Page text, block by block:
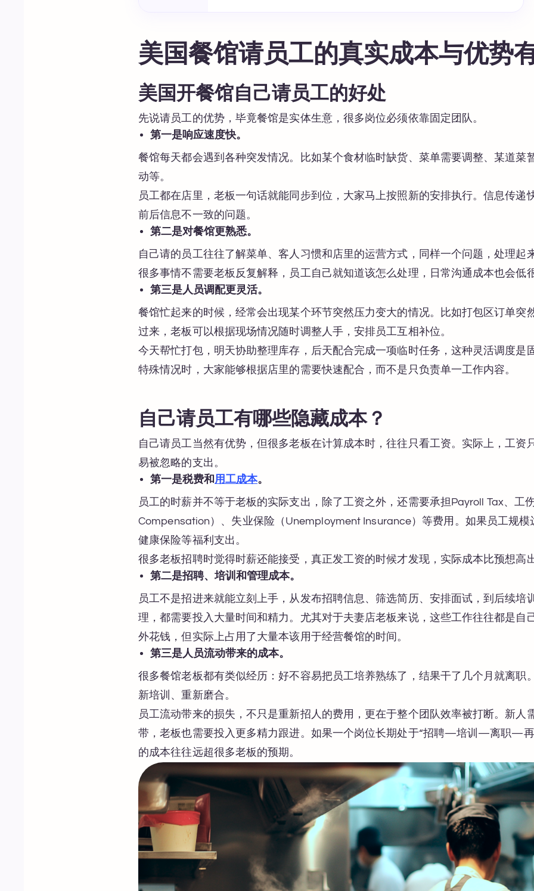
美国餐馆请员工的真实成本与优势
美国开餐馆自己请员工的好处
先说请员工的优势，毕竟餐馆是实体生意，很多岗位必须依靠固定团队。
第一是响应速度快。
餐馆每天都会遇到各种突发情况。比如某个食材临时缺货、菜单需要调整、某道菜
动等。
员工都在店里，老板一句话就能同步到位，大家马上按照新的安排执行。信息传递
前后信息不一致的问题。
第二是对餐馆更熟悉。
自己请的员工往往了解菜单、客人习惯和店里的运营方式，同样一个问题，处理起
很多事情不需要老板反复解释，员工自己就知道该怎么处理，日常沟通成本也会低
第三是人员调配更灵活。
餐馆忙起来的时候，经常会出现某个环节突然压力变大的情况。比如打包区订单突
过来，老板可以根据现场情况随时调整人手，安排员工互相补位。
今天帮忙打包，明天协助整理库存，后天配合完成一项临时任务，这种灵活调度是
特殊情况时，大家能够根据店里的需要快速配合，而不是只负责单一工作内容。
自己请员工有哪些隐藏成本？
自己请员工当然有优势，但很多老板在计算成本时，往往只看工资。实际上，工资
易被忽略的支出。
第一是税费和 用工成本。
员工的时薪并不等于老板的实际支出，除了工资之外，还需要承担Payroll Tax、工
Compensation）、失业保险（Unemployment Insurance）等费用。如果员工规模
健康保险等福利支出。
很多老板招聘时觉得时薪还能接受，真正发工资的时候才发现，实际成本比预想高
第二是招聘、培训和管理成本。
员工不是招进来就能立刻上手，从发布招聘信息、筛选简历、安排面试，到后续培
理，都需要投入大量时间和精力。尤其对于夫妻店老板来说，这些工作往往都是自
外花钱，但实际上占用了大量本该用于经营餐馆的时间。
第三是人员流动带来的成本。
很多餐馆老板都有类似经历：好不容易把员工培养熟练了，结果干了几个月就离职
新培训、重新磨合。
员工流动带来的损失，不只是重新招人的费用，更在于整个团队效率被打断。新人
带，老板也需要投入更多精力跟进。如果一个岗位长期处于“招聘—培训—离职—再
的成本往往远超很多老板的预期。